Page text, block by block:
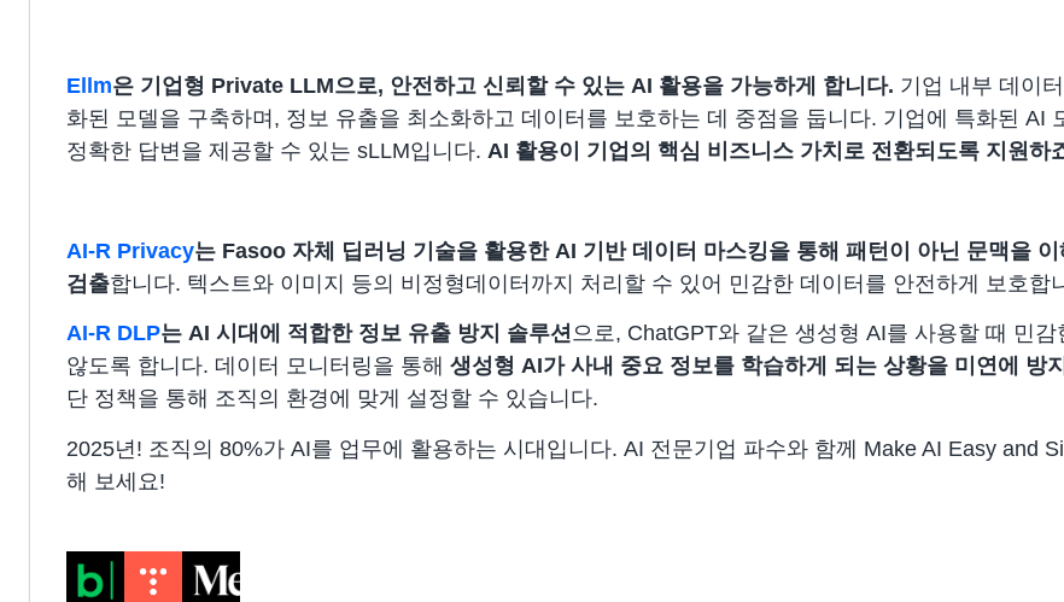
Ellm은 기업형 Private LLM으로, 안전하고 신뢰할 수 있는 AI 활용을 가능하게 합니다. 기업 내부 데이
화된 모델을 구축하며, 정보 유출을 최소화하고 데이터를 보호하는 데 중점을 둡니다. 기업에 특화된 AI
정확한 답변을 제공할 수 있는 sLLM입니다. AI 활용이 기업의 핵심 비즈니스 가치로 전환되도록 지원하
AI-R Privacy는 Fasoo 자체 딥러닝 기술을 활용한 AI 기반 데이터 마스킹을 통해 패턴이 아닌 문맥을
검출합니다. 텍스트와 이미지 등의 비정형데이터까지 처리할 수 있어 민감한 데이터를 안전하게 보호합
AI-R DLP는 AI 시대에 적합한 정보 유출 방지 솔루션으로, ChatGPT와 같은 생성형 AI를 사용할 때 민감
않도록 합니다. 데이터 모니터링을 통해 생성형 AI가 사내 중요 정보를 학습하게 되는 상황을 미연에 방지
단 정책을 통해 조직의 환경에 맞게 설정할 수 있습니다.
2025년! 조직의 80%가 AI를 업무에 활용하는 시대입니다. AI 전문기업 파수와 함께 Make AI Easy and
해 보세요!